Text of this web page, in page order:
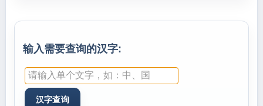
输入需要查询的汉字: